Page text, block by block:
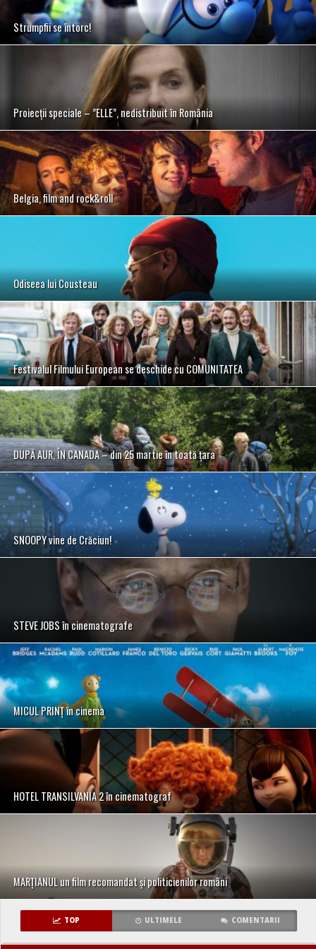
Strumpfii se întorc!
Proiecții speciale – ”ELLE”, nedistribuit în România
Belgia, film and rock&roll
Odiseea lui Cousteau
Festivalul Filmului European se deschide cu COMUNITATEA
DUPĂ AUR, ÎN CANADA – din 25 martie în toată țara
SNOOPY vine de Crăciun!
STEVE JOBS în cinematografe
MICUL PRINȚ în cinema
HOTEL TRANSILVANIA 2 în cinematograf
MARȚIANUL un film recomandat și politicienilor români
TOP ULTIMELE COMENTARII